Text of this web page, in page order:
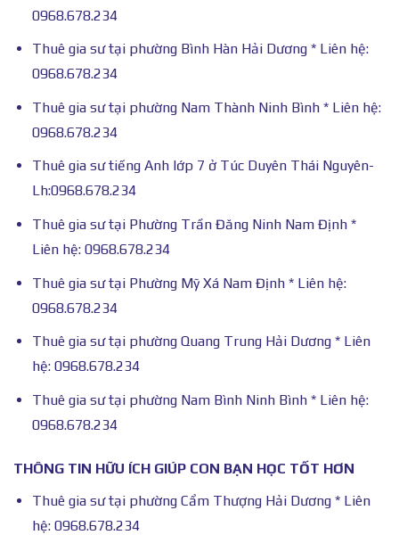
0968.678.234
Thuê gia sư tại phường Bình Hàn Hải Dương * Liên hệ:
0968.678.234
Thuê gia sư tại phường Nam Thành Ninh Bình * Liên hệ:
0968.678.234
Thuê gia sư tiếng Anh lớp 7 ở Túc Duyên Thái Nguyên-
Lh:0968.678.234
Thuê gia sư tại Phường Trần Đăng Ninh Nam Định *
Liên hệ: 0968.678.234
Thuê gia sư tại Phường Mỹ Xá Nam Định * Liên hệ:
0968.678.234
Thuê gia sư tại phường Quang Trung Hải Dương * Liên
hệ: 0968.678.234
Thuê gia sư tại phường Nam Bình Ninh Bình * Liên hệ:
0968.678.234
THÔNG TIN HỮU ÍCH GIÚP CON BẠN HỌC TỐT HƠN
Thuê gia sư tại phường Cẩm Thượng Hải Dương * Liên
hệ: 0968.678.234